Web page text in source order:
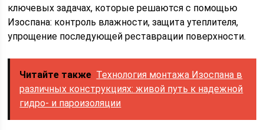
ключевых задачах, которые решаются с помощью
Изоспана: контроль влажности, защита утеплителя,
упрощение последующей реставрации поверхности.
Читайте также Технология монтажа Изоспана в
различных конструкциях: живой путь к надежной
гидро- и пароизоляции